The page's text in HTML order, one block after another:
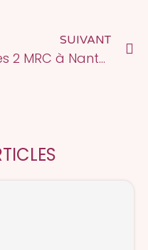
SUIVANT
Les 2 MRC à Nantes